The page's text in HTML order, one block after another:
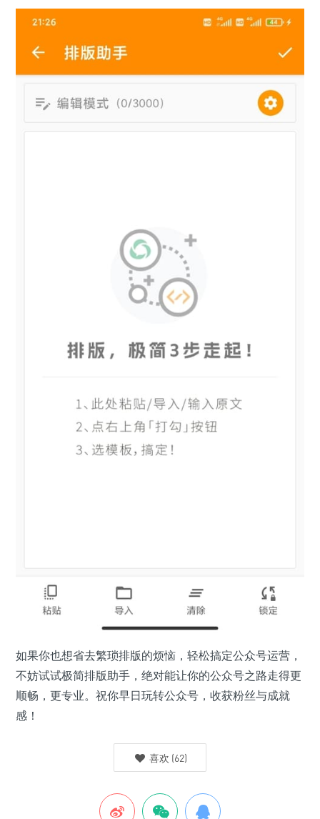
如果你也想省去繁琐排版的烦恼，轻松搞定公众号运营，
不妨试试极简排版助手，绝对能让你的公众号之路走得更
顺畅，更专业。祝你早日玩转公众号，收获粉丝与成就
感！
喜欢 (62)